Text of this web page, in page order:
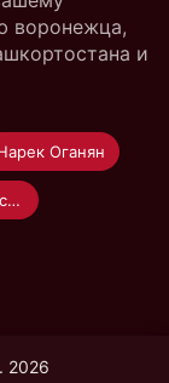
воронежца,
и
Оганян
Чемпионат России по греко-римской борьбе
2026